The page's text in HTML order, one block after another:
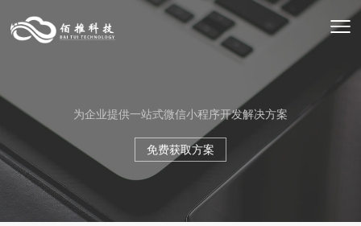
为企业提供一站式微信小程序开发解决方案
免费获取方案